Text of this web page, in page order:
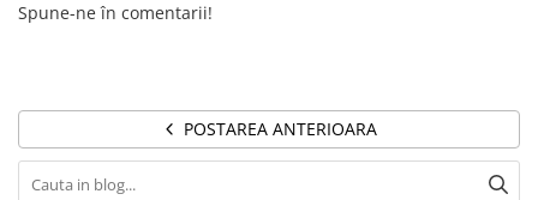
Spune-ne în comentarii!
POSTAREA ANTERIOARA